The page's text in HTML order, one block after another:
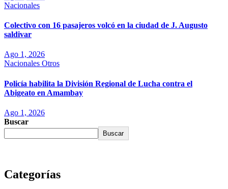
Nacionales
Colectivo con 16 pasajeros volcó en la ciudad de J. Augusto
saldivar
Ago 1, 2026
Nacionales Otros
Policía habilita la División Regional de Lucha contra el
Abigeato en Amambay
Ago 1, 2026
Buscar
Buscar
Categorías